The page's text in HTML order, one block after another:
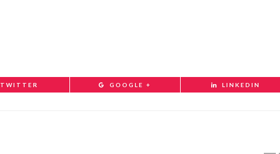
TWITTER GOOGLE + LINKEDIN